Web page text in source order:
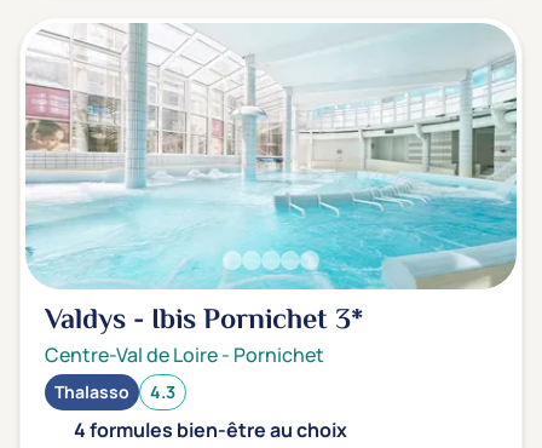
Valdys - Ibis Pornichet3*
Centre-Val de Loire- Pornichet
Thalasso 4.3
4 formules bien-être au choix